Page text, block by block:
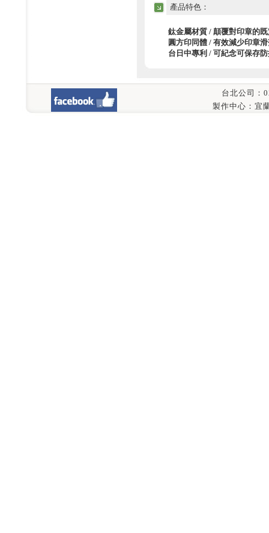
產品特色：
鈦金屬材質 / 顛覆對印章的
圓方印同體 / 有效減少印章
台日中專利 / 可紀念可保存
台北公司：
製作中心：宜